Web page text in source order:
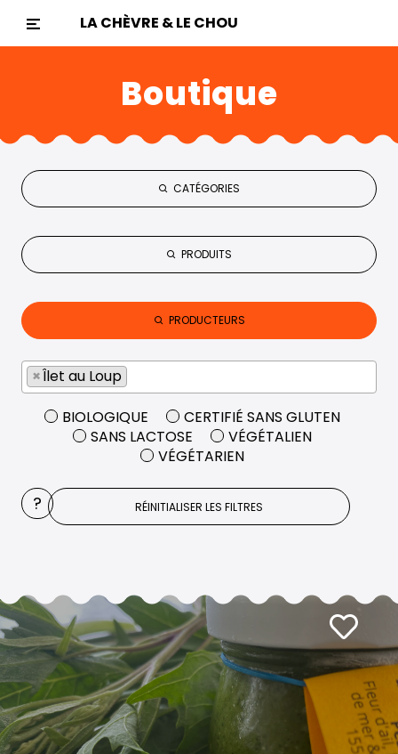
LA CHÈVRE & LE CHOU
Boutique
BIOLOGIQUE
CERTIFIÉ SANS GLUTEN
SANS LACTOSE
VÉGÉTALIEN
VÉGÉTARIEN
CATÉGORIES
PRODUITS
PRODUCTEURS
×Îlet au Loup
? RÉINITIALISER LES FILTRES